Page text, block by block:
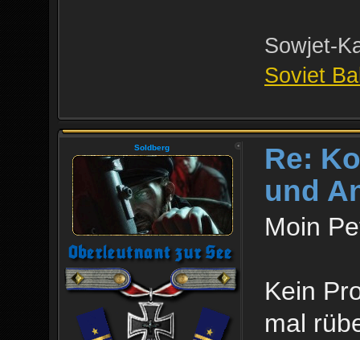
Sowjet-
Soviet
Soldberg
Re:
und
Moin
Kein
mal